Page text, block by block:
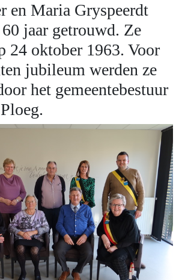
en Maria Gryspeerdt
jaar getrouwd. Ze
24 oktober 1963. Voor
jubileum werden ze
het gemeentebestuur